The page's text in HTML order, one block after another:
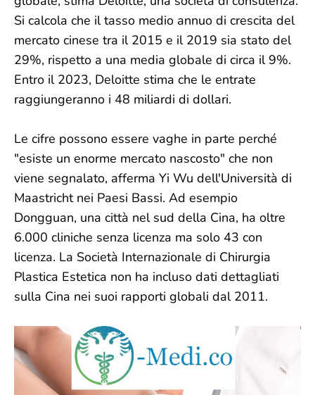
Si calcola che il tasso medio annuo di crescita del
mercato cinese tra il 2015 e il 2019 sia stato del
29%, rispetto a una media globale di circa il 9%.
Entro il 2023, Deloitte stima che le entrate
raggiungeranno i 48 miliardi di dollari.
Le cifre possono essere vaghe in parte perché
"esiste un enorme mercato nascosto" che non
viene segnalato, afferma Yi Wu dell'Università di
Maastricht nei Paesi Bassi. Ad esempio
Dongguan, una città nel sud della Cina, ha oltre
6.000 cliniche senza licenza ma solo 43 con
licenza. La Società Internazionale di Chirurgia
Plastica Estetica non ha incluso dati dettagliati
sulla Cina nei suoi rapporti globali dal 2011.